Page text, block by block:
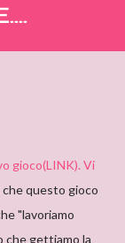
gioco(LINK). Vi
che questo gioco
"lavoriamo
che gettiamo la